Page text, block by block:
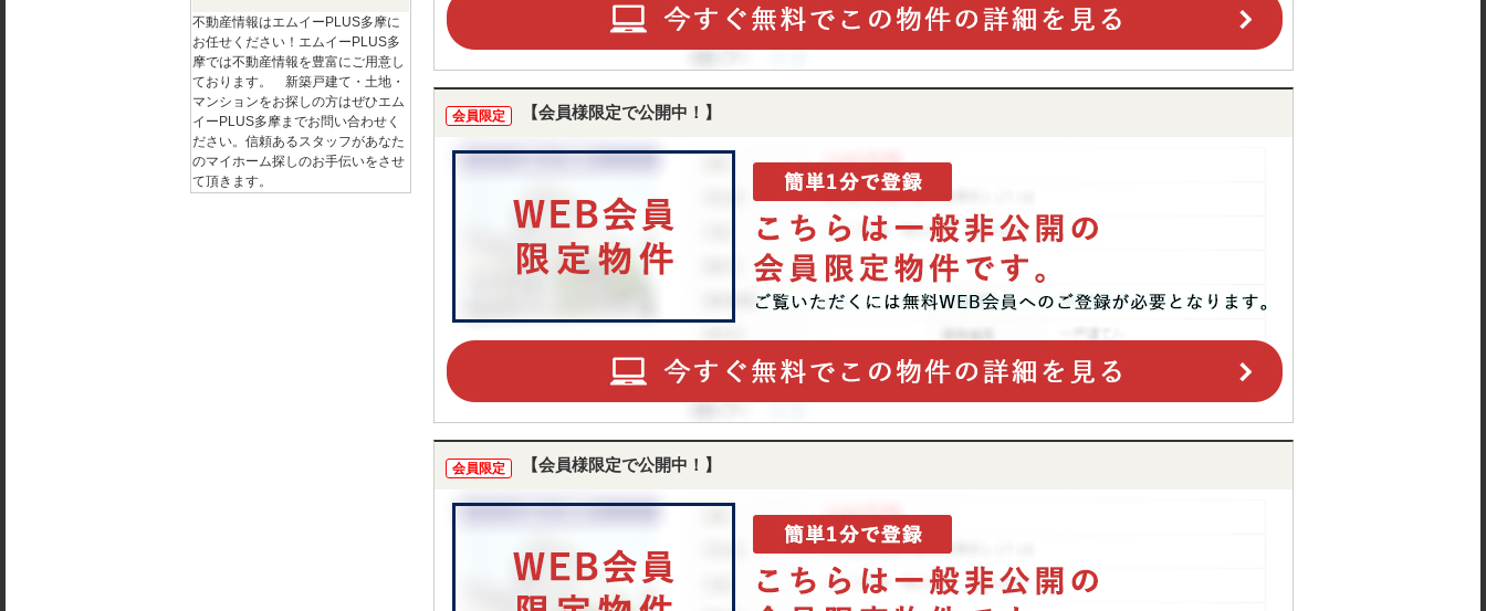
会員限定 【会員様限定で公開中！】
会員限定 【会員様限定で公開中！】
不動産情報はエムイーPLUS多摩に
お任せください！エムイーPLUS多
摩では不動産情報を豊富にご用意し
ております。 新築戸建て・土地・
マンションをお探しの方はぜひエム
イーPLUS多摩までお問い合わせく
ださい。信頼あるスタッフがあなた
のマイホーム探しのお手伝いをさせ
て頂きます。